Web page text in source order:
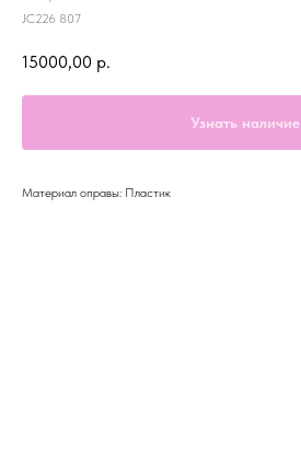
JC226 807
15000,00 р.
Узнать наличие
Материал оправы: Пластик